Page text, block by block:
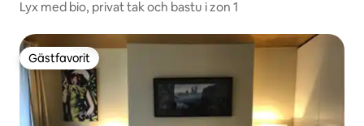
Lyx med bio, privat tak och bastu i zon 1
Gästfavorit
Gästfavorit